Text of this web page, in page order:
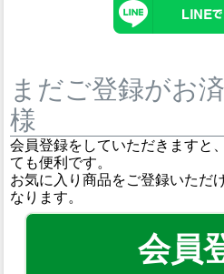
まだご登録がお
様
会員登録をしていただきますと
ても便利です。
お気に入り商品をご登録いただ
なります。
会員